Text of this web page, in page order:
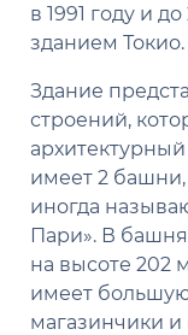
в 1991 году и
зданием Токио.
Здание
строений,
имеет 2
иногда
Пари». В
на высоте 202
имеет
магазинчики и